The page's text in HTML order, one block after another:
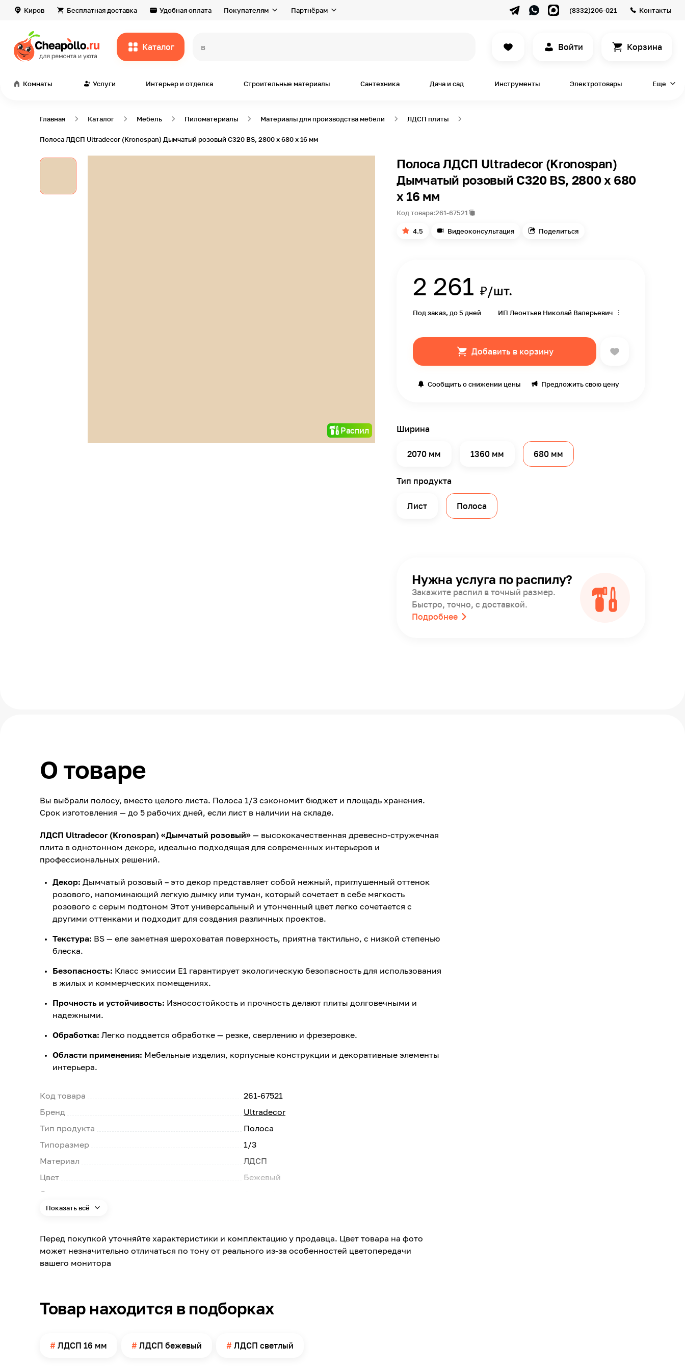
Киров Бесплатная доставка Удобная оплата Покупателям Партнёрам (8332)206-021 Контакты
Каталог всё для Войти Корзина
Комнаты Услуги Интерьер и отделка Строительные материалы Сантехника Дача и сад Инструменты Электротовары Еще
Главная Каталог Мебель Пиломатериалы Материалы для производства мебели ЛДСП плиты
Полоса ЛДСП Ultradecor (Kronospan) Дымчатый розовый C320 BS, 2800 x 680 x 16 мм
Распил
Полоса ЛДСП Ultradecor (Kronospan)
Дымчатый розовый C320 BS, 2800 x 680
x 16 мм
Код товара:261-67521
4.5 Видеоконсультация Поделиться
2 261 ₽/шт.
Под заказ, до 5 дней ИП Леонтьев Николай Валерьевич
Добавить в корзину
Сообщить о снижении цены Предложить свою цену
Ширина
2070 мм 1360 мм 680 мм
Тип продукта
Лист Полоса
Нужна услуга по распилу?
Закажите распил в точный размер.
Быстро, точно, с доставкой.
Подробнее
О товаре
Вы выбрали полосу, вместо целого листа. Полоса 1/3 сэкономит бюджет и площадь хранения.
Срок изготовления — до 5 рабочих дней, если лист в наличии на складе.
ЛДСП Ultradecor (Kronospan) «Дымчатый розовый» — высококачественная древесно-стружечная
плита в однотонном декоре, идеально подходящая для современных интерьеров и
профессиональных решений.
Декор: Дымчатый розовый – это декор представляет собой нежный, приглушенный оттенок
розового, напоминающий легкую дымку или туман, который сочетает в себе мягкость
розового с серым подтоном Этот универсальный и утонченный цвет легко сочетается с
другими оттенками и подходит для создания различных проектов.
Текстура: BS — еле заметная шероховатая поверхность, приятна тактильно, с низкой степенью
блеска.
Безопасность: Класс эмиссии E1 гарантирует экологическую безопасность для использования
в жилых и коммерческих помещениях.
Прочность и устойчивость: Износостойкость и прочность делают плиты долговечными и
надежными.
Обработка: Легко поддается обработке — резке, сверлению и фрезеровке.
Области применения: Мебельные изделия, корпусные конструкции и декоративные элементы
интерьера.
Код товара
261-67521
Бренд
Ultradecor
Тип продукта
Полоса
Типоразмер
1/3
Материал
ЛДСП
Цвет
Бежевый
Яркость цвета
Цвет заявленный производителем
Текстура
BS
Толщина
16
Модельный ряд
Silkway
Показать всё
Перед покупкой уточняйте характеристики и комплектацию у продавца. Цвет товара на фото
может незначительно отличаться по тону от реального из-за особенностей цветопередачи
вашего монитора
Товар находится в подборках
ЛДСП 16 мм ЛДСП бежевый ЛДСП светлый